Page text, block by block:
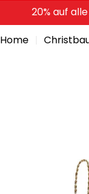
20% auf
Home